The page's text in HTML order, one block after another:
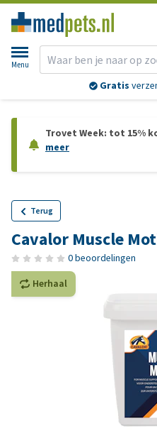
Menu
Gratis
Trovet Week: tot 15%
meer
Terug
Cavalor Muscle
0 beoordelingen
Herhaal